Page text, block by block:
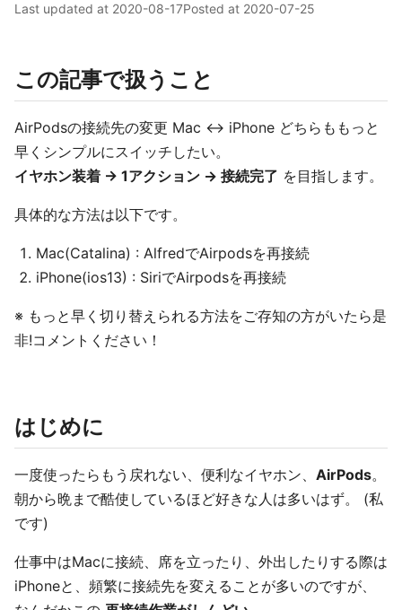
Last updated at 2020-08-17Posted at 2020-07-25
この記事で扱うこと
AirPodsの接続先の変更 Mac ↔ iPhone どちらももっと
早くシンプルにスイッチしたい。
イヤホン装着 → 1アクション → 接続完了 を目指します。
具体的な方法は以下です。
Mac(Catalina) : AlfredでAirpodsを再接続
iPhone(ios13) : SiriでAirpodsを再接続
※ もっと早く切り替えられる方法をご存知の方がいたら是
非!コメントください！
はじめに
一度使ったらもう戻れない、便利なイヤホン、 AirPods。
朝から晩まで酷使しているほど好きな人は多いはず。 (私
です)
仕事中はMacに接続、席を立ったり、外出したりする際は
iPhoneと、頻繁に接続先を変えることが多いのですが、